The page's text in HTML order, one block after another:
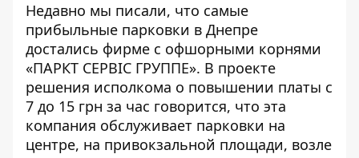
Недавно мы писали, что самые
прибыльные парковки в Днепре
достались фирме с офшорными корнями
«ПАРКТ СЕРВІС ГРУППЕ». В проекте
решения исполкома о повышении платы с
7 до 15 грн за час говорится, что эта
компания обслуживает парковки на
центре, на привокзальной площади, возле